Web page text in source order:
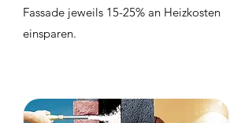
Fassade jeweils 15-25% an Heizkosten
einsparen.